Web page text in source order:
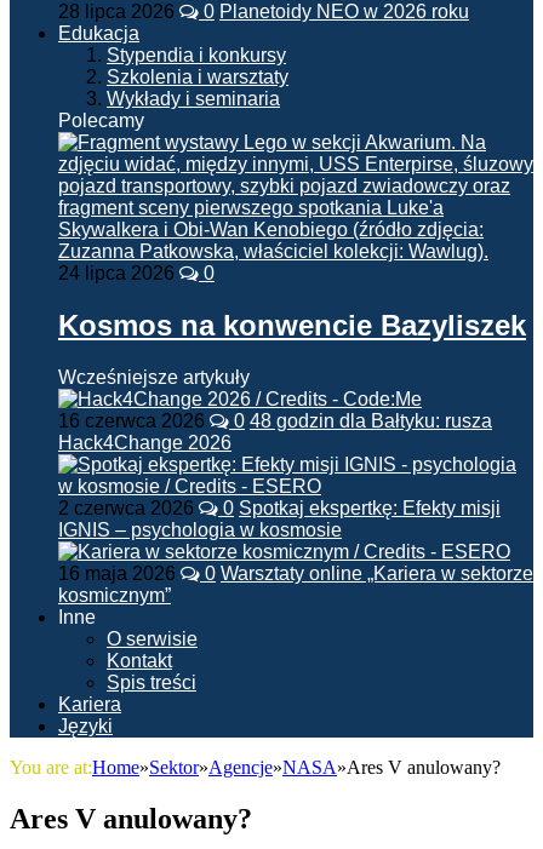
28 lipca 2026 0 Planetoidy NEO w 2026 roku
Edukacja
Stypendia i konkursy
Szkolenia i warsztaty
Wykłady i seminaria
Polecamy
24 lipca 2026 0
Kosmos na konwencie Bazyliszek
Wcześniejsze artykuły
16 czerwca 2026 0 48 godzin dla Bałtyku: rusza
Hack4Change 2026
2 czerwca 2026 0 Spotkaj ekspertkę: Efekty misji
IGNIS – psychologia w kosmosie
16 maja 2026 0 Warsztaty online „Kariera w sektorze
kosmicznym”
Inne
O serwisie
Kontakt
Spis treści
Kariera
Języki
You are at:Home»Sektor»Agencje»NASA»Ares V anulowany?
Ares V anulowany?